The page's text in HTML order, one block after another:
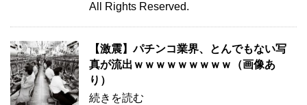
All Rights Reserved.
【激震】パチンコ業界、とんでもない写
真が流出ｗｗｗｗｗｗｗｗｗ（画像あ
り）
続きを読む